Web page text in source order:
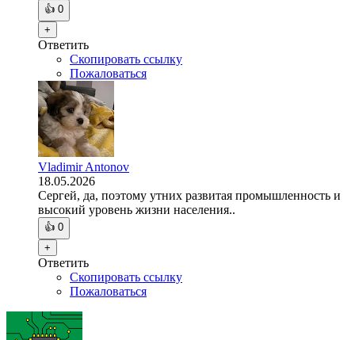
👍 0
+
Ответить
Скопировать ссылку
Пожаловаться
Vladimir Antonov
18.05.2026
Сергей, да, поэтому утних развитая промышленность и
высокий уровень жизни населения..
👍 0
+
Ответить
Скопировать ссылку
Пожаловаться